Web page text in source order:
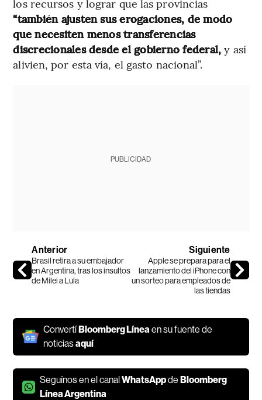
los recursos y lograr que las provincias
“también ajusten sus erogaciones, de modo
que necesiten menos transferencias
discrecionales desde el gobierno federal, y así
alivien, por esta vía, el gasto nacional”.
PUBLICIDAD
Anterior
Brasil retira a su embajador
en Argentina, tras los insultos
de Milei a Lula
Siguiente
Apple se prepara para el
lanzamiento del iPhone con
un sorteo para empleados de
las tiendas
ConvertíBloomberg Línea en su fuente de
noticiasaquí
Seguínos en el canalWhatsAppdeBloomberg
Línea Argentina